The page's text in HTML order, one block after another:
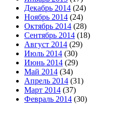
Декабрь 2014 (24)
Ноябрь 2014 (24)
Октябрь 2014 (28)
Сентябрь 2014 (18)
Август 2014 (29)
Июль 2014 (30)
Июнь 2014 (29)
Май 2014 (34)
Апрель 2014 (31)
Март 2014 (37)
Февраль 2014 (30)